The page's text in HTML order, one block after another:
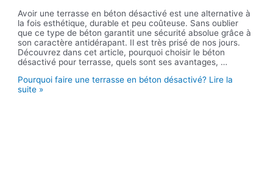
Avoir une terrasse en béton désactivé est une alternative à
la fois esthétique, durable et peu coûteuse. Sans oublier
que ce type de béton garantit une sécurité absolue grâce à
son caractère antidérapant. Il est très prisé de nos jours.
Découvrez dans cet article, pourquoi choisir le béton
désactivé pour terrasse, quels sont ses avantages, …
Pourquoi faire une terrasse en béton désactivé? Lire la
suite »